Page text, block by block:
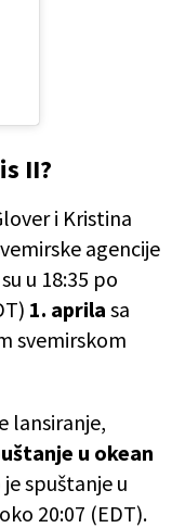
II?
i Kristina
agencije
u 18:35 po
1. aprila sa
svemirskom
lansiranje,
u okean
spuštanje u
20:07 (EDT).